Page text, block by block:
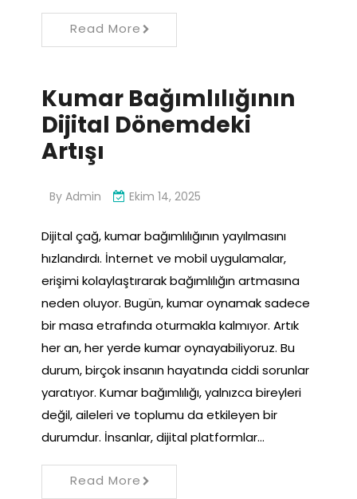
Read More
Kumar Bağımlılığının
Dijital Dönemdeki
Artışı
By Admin Ekim 14, 2025
Dijital çağ, kumar bağımlılığının yayılmasını
hızlandırdı. İnternet ve mobil uygulamalar,
erişimi kolaylaştırarak bağımlılığın artmasına
neden oluyor. Bugün, kumar oynamak sadece
bir masa etrafında oturmakla kalmıyor. Artık
her an, her yerde kumar oynayabiliyoruz. Bu
durum, birçok insanın hayatında ciddi sorunlar
yaratıyor. Kumar bağımlılığı, yalnızca bireyleri
değil, aileleri ve toplumu da etkileyen bir
durumdur. İnsanlar, dijital platformlar…
Read More